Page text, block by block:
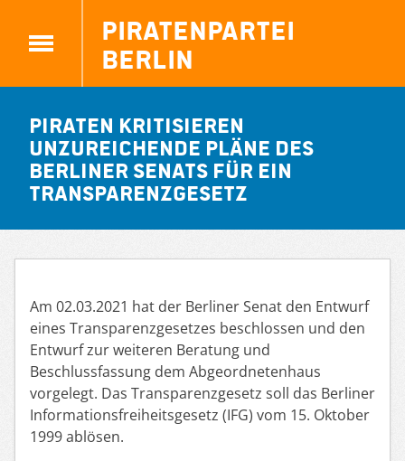
Piratenpartei
Berlin
PIRATEN kritisieren
unzureichende Pläne des
Berliner Senats für ein
Transparenzgesetz
Am 02.03.2021 hat der Berliner Senat den Entwurf
eines Transparenzgesetzes beschlossen und den
Entwurf zur weiteren Beratung und
Beschlussfassung dem Abgeordnetenhaus
vorgelegt. Das Transparenzgesetz soll das Berliner
Informationsfreiheitsgesetz (IFG) vom 15. Oktober
1999 ablösen.